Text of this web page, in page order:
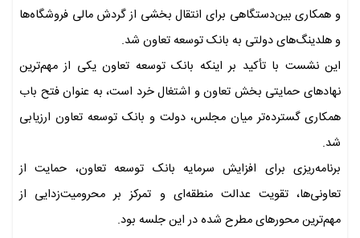
و همکاری بین‌دستگاهی برای انتقال بخشی از گردش مالی فروشگاه‌ها
و هلدینگ‌های دولتی به بانک توسعه تعاون شد.
این نشست با تأکید بر اینکه بانک توسعه تعاون یکی از مهم‌ترین
نهادهای حمایتی بخش تعاون و اشتغال خرد است، به عنوان فتح باب
همکاری گسترده‌تر میان مجلس، دولت و بانک توسعه تعاون ارزیابی
شد.
برنامه‌ریزی برای افزایش سرمایه بانک توسعه تعاون، حمایت از
تعاونی‌ها، تقویت عدالت منطقه‌ای و تمرکز بر محرومیت‌زدایی از
مهم‌ترین محورهای مطرح شده در این جلسه بود.